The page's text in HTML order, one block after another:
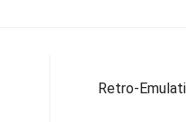
Retro-